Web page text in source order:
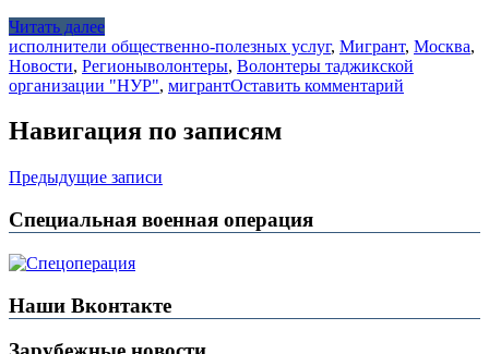
Читать далее
исполнители общественно-полезных услуг, Мигрант, Москва,
Новости, Регионыволонтеры, Волонтеры таджикской
организации "НУР", мигрантОставить комментарий
Навигация по записям
Предыдущие записи
Специальная военная операция
Наши Вконтакте